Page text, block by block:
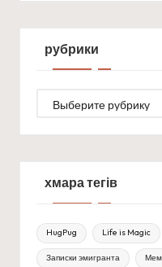
рубрики
хмара тегів
HugPug Life is Magic
Записки эмигранта